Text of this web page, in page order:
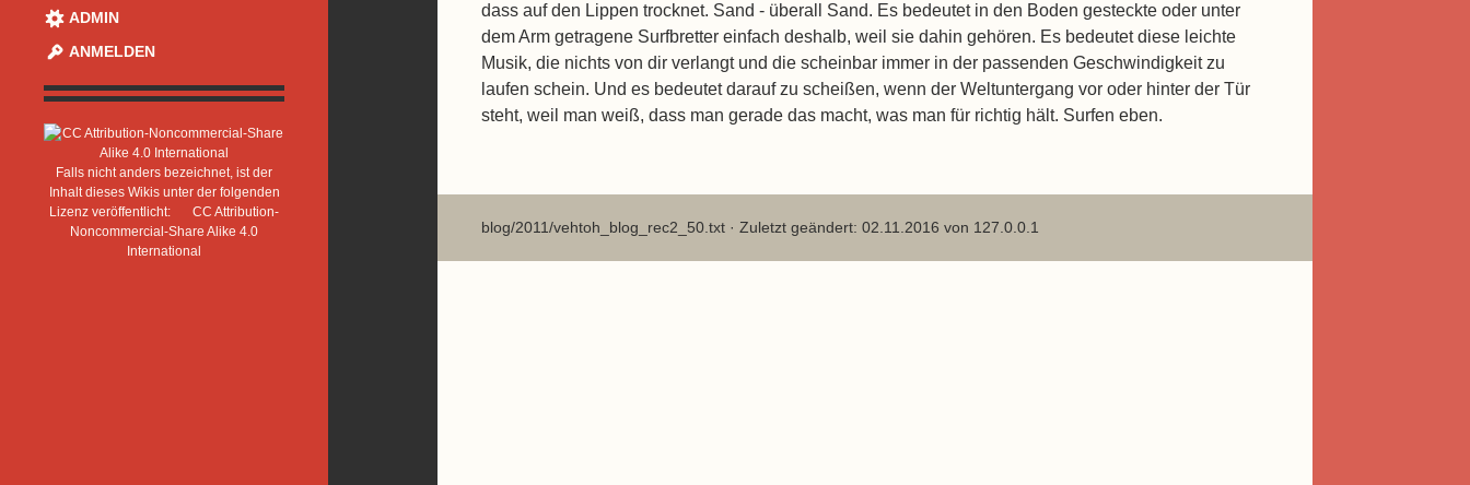
ADMIN
ANMELDEN
Falls nicht anders bezeichnet, ist der
Inhalt dieses Wikis unter der folgenden
Lizenz veröffentlicht:
CC Attribution-
Noncommercial-Share Alike 4.0
International
dass auf den Lippen trocknet. Sand - überall Sand. Es bedeutet in den Boden gesteckte oder unter
dem Arm getragene Surfbretter einfach deshalb, weil sie dahin gehören. Es bedeutet diese leichte
Musik, die nichts von dir verlangt und die scheinbar immer in der passenden Geschwindigkeit zu
laufen schein. Und es bedeutet darauf zu scheißen, wenn der Weltuntergang vor oder hinter der Tür
steht, weil man weiß, dass man gerade das macht, was man für richtig hält. Surfen eben.
blog/2011/vehtoh_blog_rec2_50.txt · Zuletzt geändert: 02.11.2016 von 127.0.0.1